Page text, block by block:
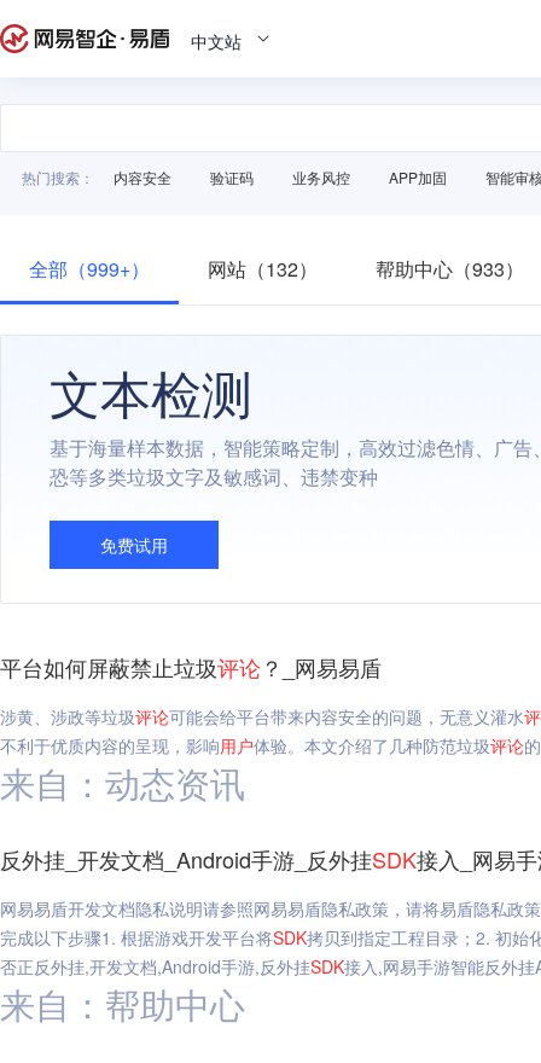
中文站
热门搜索： 内容安全 验证码 业务风控 APP加固 智能审
全部（999+） 网站（132） 帮助中心（933）
文本检测
基于海量样本数据，智能策略定制，高效过滤色情、广告
恐等多类垃圾文字及敏感词、违禁变种
免费试用
平台如何屏蔽禁止垃圾评论 ？_网易易盾
涉黄、涉政等垃圾评论可能会给平台带来内容安全的问题，无意义灌水
不利于优质内容的呈现，影响用户体验。本文介绍了几种防范垃圾评论
来自：动态资讯
反外挂_开发文档_Android手游_反外挂SDK接入_网易手
网易易盾开发文档隐私说明请参照网易易盾隐私政策，请将易盾隐私政
完成以下步骤1. 根据游戏开发平台将SDK拷贝到指定工程目录；2. 初始
否正反外挂,开发文档,Android手游,反外挂SDK接入,网易手游智能反外
来自：帮助中心